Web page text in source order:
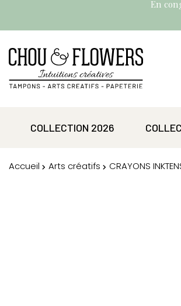
En
COLLECTION 2026
Accueil Arts créatifs CRAYONS